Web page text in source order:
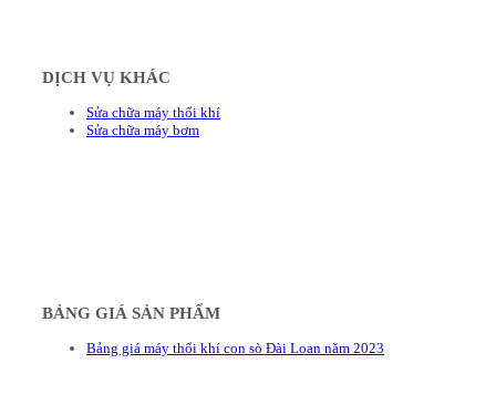
DỊCH VỤ KHÁC
Sửa chữa máy thổi khí
Sửa chữa máy bơm
BẢNG GIÁ SẢN PHẨM
Bảng giá máy thổi khí con sò Đài Loan năm 2023